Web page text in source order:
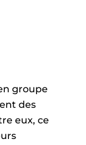
groupe
des
eux, ce